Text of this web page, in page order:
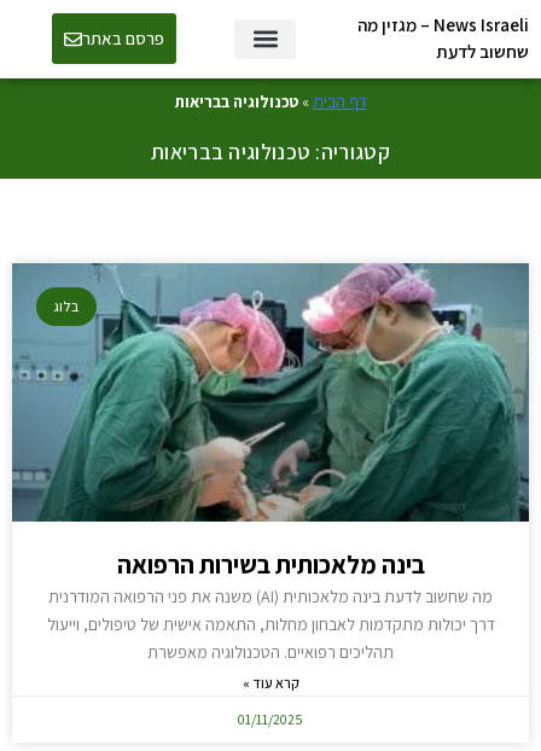
News Israeli – מגזין מה
שחשוב לדעת
פרסם באתר
דף הבית»טכנולוגיה בבריאות
קטגוריה: טכנולוגיה בבריאות
בלוג
בינה מלאכותית בשירות הרפואה
מה שחשוב לדעת בינה מלאכותית (AI) משנה את פני הרפואה המודרנית
דרך יכולות מתקדמות לאבחון מחלות, התאמה אישית של טיפולים, וייעול
תהליכים רפואיים. הטכנולוגיה מאפשרת
קרא עוד »
01/11/2025